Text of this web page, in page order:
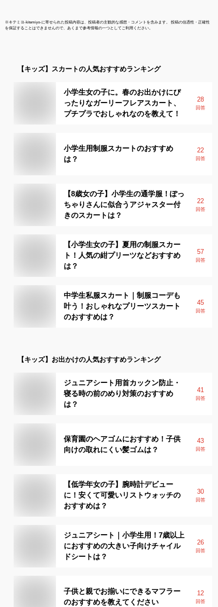
※キテミヨ-kitemiyo-に寄せられた投稿内容は、投稿者の主観的な感想・コメントを含みます。 投稿の信憑性・正確性
を保証することはできませんので、あくまで参考情報の一つとしてご利用ください。
【キッズ】 スカートの人気おすすめランキング
小学生女の子に。春のお出かけにぴ
ったりなガーリーフレアスカート、
プチプラでおしゃれなのを教えて！
28
回答
小学生用制服スカートのおすすめ
は？
22
回答
【8歳女の子】小学生の通学服！ぽっ
ちゃりさんに似合うアジャスター付
きのスカートは？
22
回答
【小学生女の子】夏用の制服スカー
ト！人気の紺プリーツなどおすすめ
は？
57
回答
中学生私服スカート｜制服コーデも
叶う！おしゃれなプリーツスカート
のおすすめは？
45
回答
【キッズ】 お出かけの人気おすすめランキング
ジュニアシート用首カックン防止・
寝る時の前のめり対策のおすすめ
は？
41
回答
保育園のヘアゴムにおすすめ！子供
向けの取れにくい髪ゴムは？
43
回答
【低学年女の子】腕時計デビュー
に！安くて可愛いリストウォッチの
おすすめは？
30
回答
ジュニアシート｜小学生用！7歳以上
におすすめの大きい子向けチャイル
ドシートは？
26
回答
子供と親でお揃いにできるマフラー
のおすすめを教えてください
12
回答